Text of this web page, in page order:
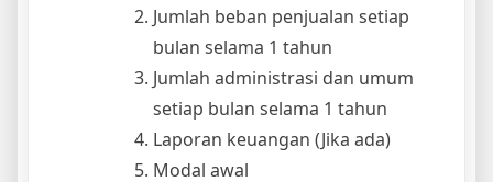
Jumlah beban penjualan setiap
bulan selama 1 tahun
Jumlah administrasi dan umum
setiap bulan selama 1 tahun
Laporan keuangan (Jika ada)
Modal awal